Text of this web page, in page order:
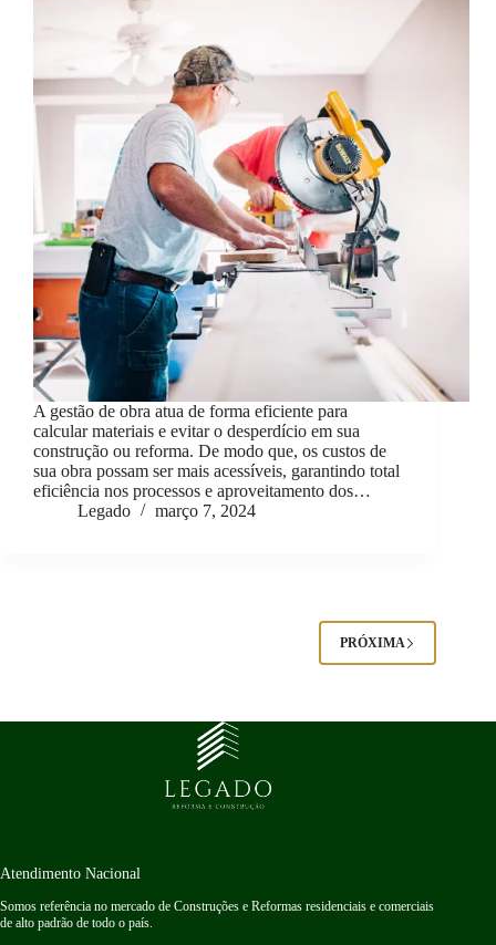
A gestão de obra atua de forma eficiente para
calcular materiais e evitar o desperdício em sua
construção ou reforma. De modo que, os custos de
sua obra possam ser mais acessíveis, garantindo total
eficiência nos processos e aproveitamento dos…
Legado
março 7, 2024
PRÓXIMA
Atendimento Nacional
Somos referência no mercado de Construções e Reformas residenciais e comerciais
de alto padrão de todo o país.